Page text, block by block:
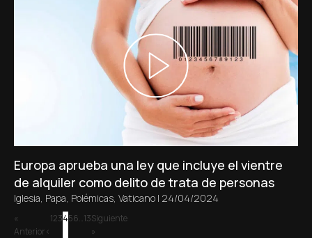
Europa aprueba una ley que incluye el vientre
de alquiler como delito de trata de personas
Iglesia, Papa, Polémicas, Vaticano | 24/04/2024
«
Anterior
123456…13Siguiente
»